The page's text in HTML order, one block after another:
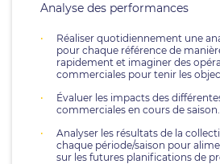
Analyse des performances
Réaliser quotidiennement une
pour chaque référence de
rapidement et imaginer des
commerciales pour tenir les
Évaluer les impacts des
commerciales en cours de saison.
Analyser les résultats de la
chaque période/saison pour
sur les futures planifications de